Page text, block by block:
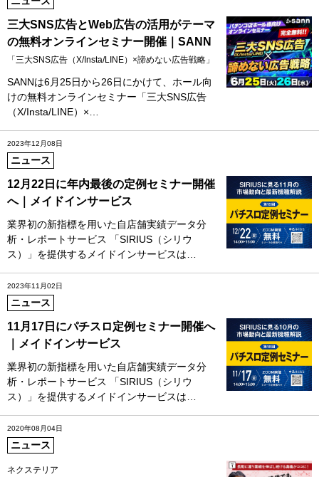
三大SNS広告とWeb広告の活用がテーマ
の無料オンラインセミナー開催｜SANN
「三大SNS広告（X/Insta/LINE）×諦めない広告戦略」
SANNは6月25日から26日にかけて、ホール向
けの無料オンラインセミナー「三大SNS広告
（X/Insta/LINE）×…
2023年12月08日
ニュース
12月22日に年内最後の定例セミナー開催
へ｜メイドインサービス
業界初の新指標を用いた自店舗実績データ分
析・レポートサービス 「SIRIUS（シリウ
ス）」を提供するメイドインサービスは…
2023年11月02日
ニュース
11月17日にパチスロ定例セミナー開催へ
｜メイドインサービス
業界初の新指標を用いた自店舗実績データ分
析・レポートサービス 「SIRIUS（シリウ
ス）」を提供するメイドインサービスは…
2020年08月04日
ニュース
ネクステリア